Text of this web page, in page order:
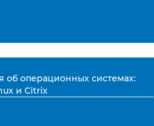
операционных системах:
и Citrix